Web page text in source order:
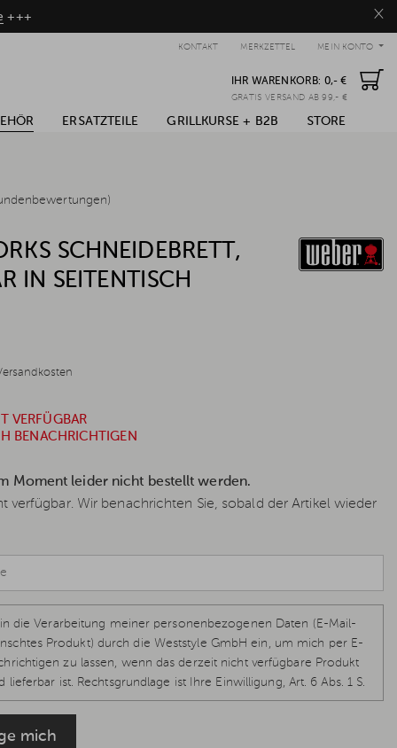
×
+++
MEIN KONTO
MERKZETTEL
KONTAKT
IHR WARENKORB: 0,- €
GRATIS VERSAND AB 99,- €
ERSATZTEILE GRILLKURSE + B2B STORE
SCHNEIDEBRETT,
IN SEITENTISCH
VERFÜGBAR
BENACHRICHTIGEN
Moment leider nicht bestellt werden.
verfügbar. Wir benachrichten Sie, sobald der Artikel wieder
die Verarbeitung meiner personenbezogenen Daten (E-Mail-
Produkt) durch die Weststyle GmbH ein, um mich per E-
zu lassen, wenn das derzeit nicht verfügbare Produkt
ist. Rechtsgrundlage ist Ihre Einwilligung, Art. 6 Abs. 1 S.
welche jederzeit per E-Mailinfo@weststyle.dewiderrufen
mich